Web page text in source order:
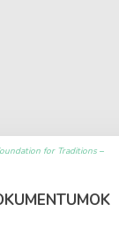
for Traditions –